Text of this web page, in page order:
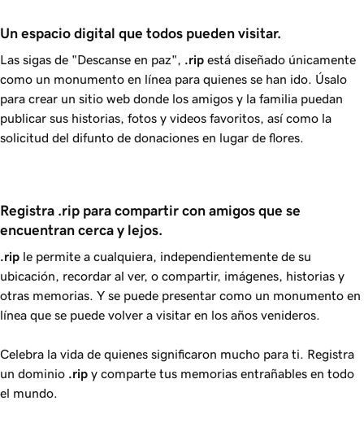
Un espacio digital que todos pueden visitar.
Las sigas de "Descanse en paz", .rip está diseñado únicamente
como un monumento en línea para quienes se han ido. Úsalo
para crear un sitio web donde los amigos y la familia puedan
publicar sus historias, fotos y videos favoritos, así como la
solicitud del difunto de donaciones en lugar de flores.
Registra .rip para compartir con amigos que se
encuentran cerca y lejos.
.rip le permite a cualquiera, independientemente de su
ubicación, recordar al ver, o compartir, imágenes, historias y
otras memorias. Y se puede presentar como un monumento en
línea que se puede volver a visitar en los años venideros.
Celebra la vida de quienes significaron mucho para ti. Registra
un dominio .rip y comparte tus memorias entrañables en todo
el mundo.